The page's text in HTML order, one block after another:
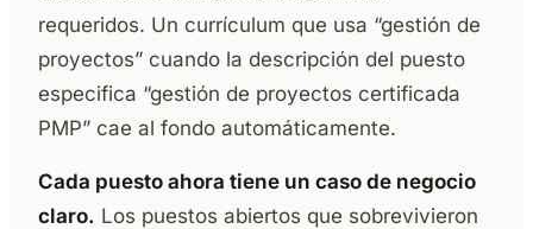
requeridos. Un currículum que usa “gestión de
proyectos” cuando la descripción del puesto
especifica “gestión de proyectos certificada
PMP” cae al fondo automáticamente.
Cada puesto ahora tiene un caso de negocio
claro. Los puestos abiertos que sobrevivieron